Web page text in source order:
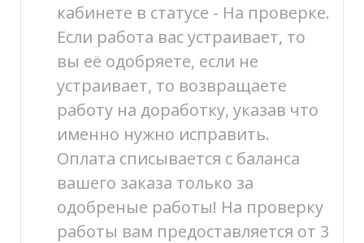
кабинете в статусе - На проверке.
Если работа вас устраивает, то
вы её одобряете, если не
устраивает, то возвращаете
работу на доработку, указав что
именно нужно исправить.
Оплата списывается с баланса
вашего заказа только за
одобреные работы! На проверку
работы вам предоставляется от 3